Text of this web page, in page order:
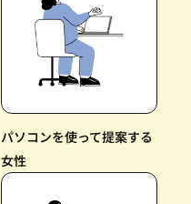
パソコンを使って提案する
女性